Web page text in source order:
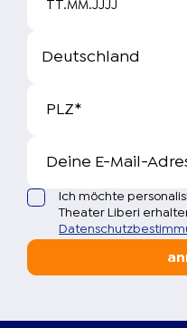
TT.MM.JJJJ
PLZ*
Deine E-Mail-
Ich möchte
Theater Liberi